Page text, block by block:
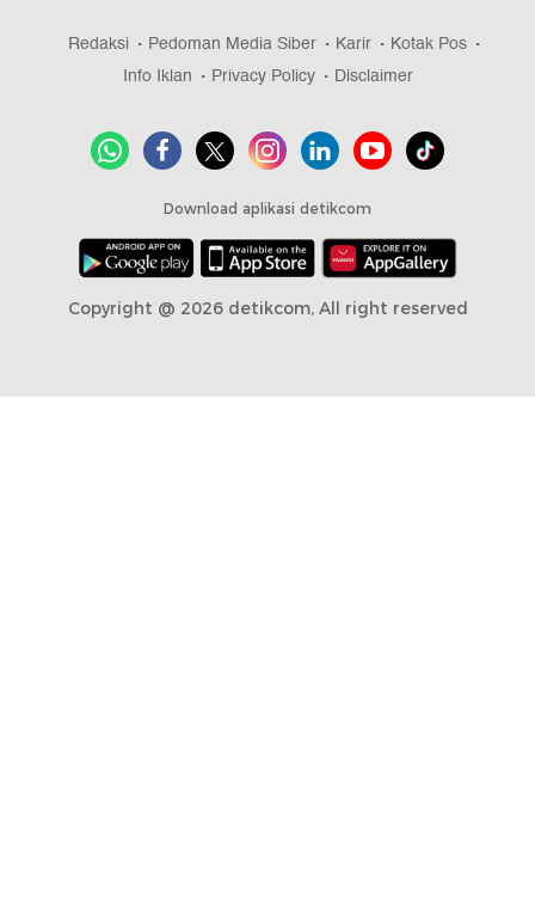
Redaksi Pedoman Media Siber Karir
Kotak Pos
Info Iklan
Privacy Policy Disclaimer
Download aplikasi detikcom
Copyright @ 2026 detikcom, All right reserved